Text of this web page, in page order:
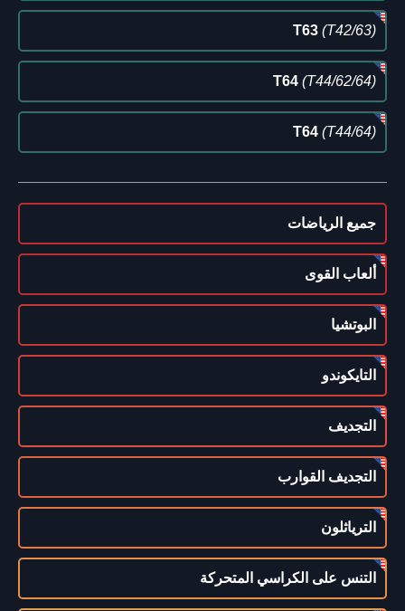
T63 (T42/63)
T64 (T44/62/64)
T64 (T44/64)
جميع الرياضات
ألعاب القوى
البوتشيا
التايكوندو
التجديف
التجديف القوارب
الترياثلون
التنس على الكراسي المتحركة